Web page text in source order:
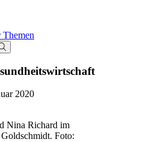
Themen
2020
Nina Richard im
Foto: